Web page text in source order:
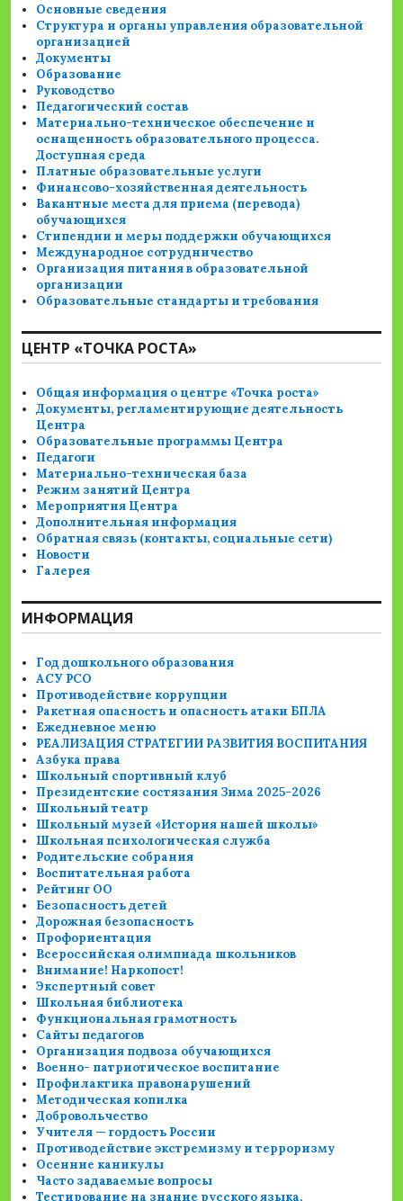
Основные сведения
Структура и органы управления образовательной
организацией
Документы
Образование
Руководство
Педагогический состав
Материально-техническое обеспечение и
оснащенность образовательного процесса.
Доступная среда
Платные образовательные услуги
Финансово-хозяйственная деятельность
Вакантные места для приема (перевода)
обучающихся
Стипендии и меры поддержки обучающихся
Международное сотрудничество
Организация питания в образовательной
организации
Образовательные стандарты и требования
ЦЕНТР «ТОЧКА РОСТА»
Общая информация о центре «Точка роста»
Документы, регламентирующие деятельность
Центра
Образовательные программы Центра
Педагоги
Материально-техническая база
Режим занятий Центра
Мероприятия Центра
Дополнительная информация
Обратная связь (контакты, социальные сети)
Новости
Галерея
ИНФОРМАЦИЯ
Год дошкольного образования
АСУ РСО
Противодействие коррупции
Ракетная опасность и опасность атаки БПЛА
Ежедневное меню
РЕАЛИЗАЦИЯ СТРАТЕГИИ РАЗВИТИЯ ВОСПИТАНИЯ
Азбука права
Школьный спортивный клуб
Президентские состязания Зима 2025-2026
Школьный театр
Школьный музей «История нашей школы»
Школьная психологическая служба
Родительские собрания
Воспитательная работа
Рейтинг ОО
Безопасность детей
Дорожная безопасность
Профориентация
Всероссийская олимпиада школьников
Внимание! Наркопост!
Экспертный совет
Школьная библиотека
Функциональная грамотность
Сайты педагогов
Организация подвоза обучающихся
Военно- патриотическое воспитание
Профилактика правонарушений
Методическая копилка
Добровольчество
Учителя — гордость России
Противодействие экстремизму и терроризму
Осенние каникулы
Часто задаваемые вопросы
Тестирование на знание русского языка,